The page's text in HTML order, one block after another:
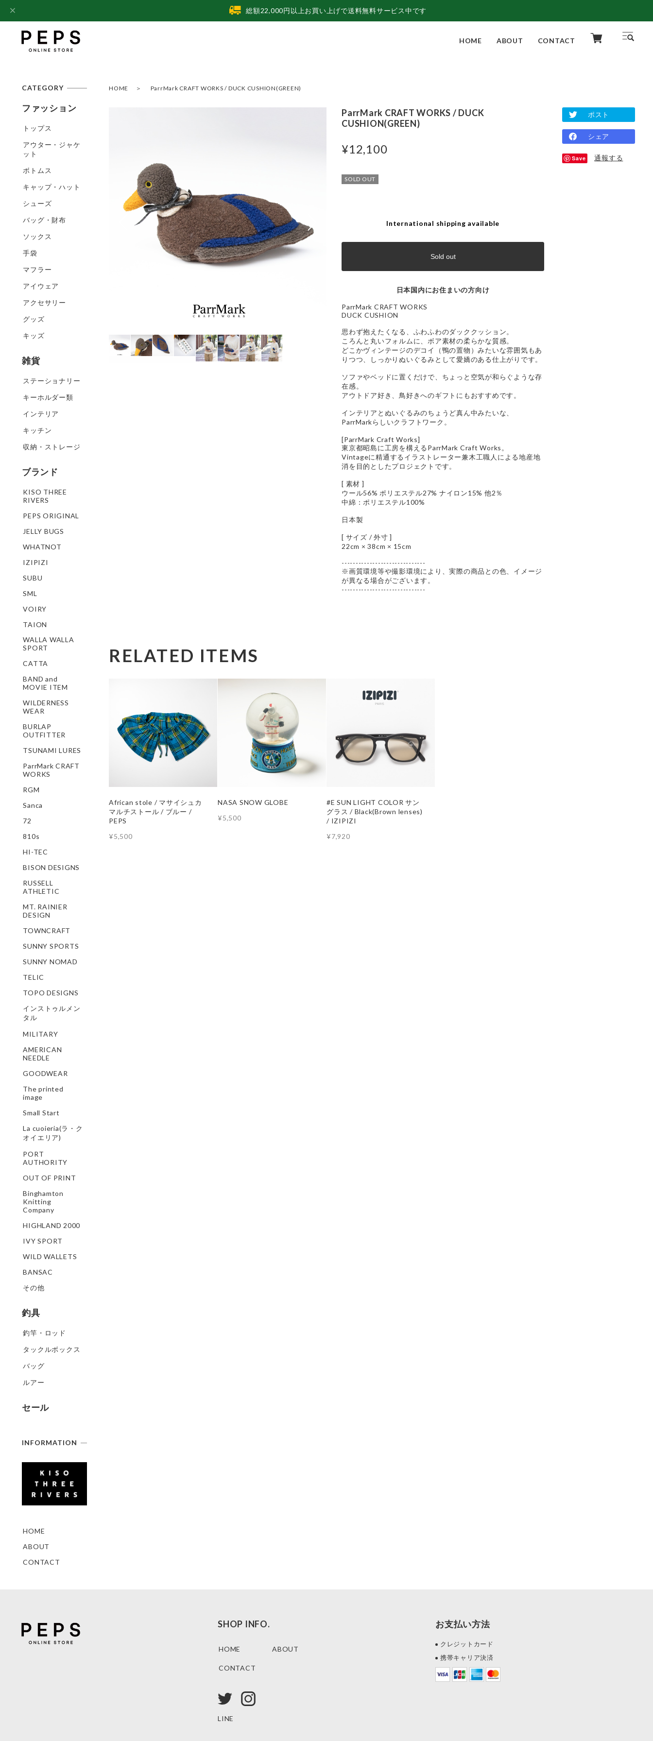
総額22,000円以上お買い上げで送料無料サービス中です
HOME ABOUT CONTACT
HOME ParrMark CRAFT WORKS / DUCK CUSHION(GREEN)
ParrMark CRAFT WORKS / DUCK
CUSHION(GREEN)
¥12,100
SOLD OUT
International shipping available
Sold out
日本国内にお住まいの方向け
ParrMark CRAFT WORKS
DUCK CUSHION
思わず抱えたくなる、ふわふわのダッククッション。
ころんと丸いフォルムに、ボア素材の柔らかな質感。
どこかヴィンテージのデコイ（鴨の置物）みたいな雰囲気もあ
りつつ、しっかりぬいぐるみとして愛嬌のある仕上がりです。
ソファやベッドに置くだけで、ちょっと空気が和らぐような存
在感。
アウトドア好き、鳥好きへのギフトにもおすすめです。
インテリアとぬいぐるみのちょうど真ん中みたいな、
ParrMarkらしいクラフトワーク。
[ParrMark Craft Works]
東京都昭島に工房を構えるParrMark Craft Works。
Vintageに精通するイラストレーター兼木工職人による地産地
消を目的としたプロジェクトです。
[ 素材 ]
ウール56% ポリエステル27% ナイロン15% 他2％
中綿：ポリエステル100%
日本製
[ サイズ / 外寸 ]
22cm × 38cm × 15cm
------------------------------
※画質環境等や撮影環境により、実際の商品との色、イメージ
が異なる場合がございます。
------------------------------
ポスト
シェア
Save 通報する
RELATED ITEMS
African stole / マサイシュカ
マルチストール / ブルー /
PEPS
¥5,500
NASA SNOW GLOBE
¥5,500
#E SUN LIGHT COLOR サン
グラス / Black(Brown lenses)
/ IZIPIZI
¥7,920
CATEGORY
ファッション
トップス
アウター・ジャケ
ット
ボトムス
キャップ・ハット
シューズ
バッグ・財布
ソックス
手袋
マフラー
アイウェア
アクセサリー
グッズ
キッズ
雑貨
ステーショナリー
キーホルダー類
インテリア
キッチン
収納・ストレージ
ブランド
KISO THREE
RIVERS
PEPS ORIGINAL
JELLY BUGS
WHATNOT
IZIPIZI
SUBU
SML
VOIRY
TAION
WALLA WALLA
SPORT
CATTA
BAND and
MOVIE ITEM
WILDERNESS
WEAR
BURLAP
OUTFITTER
TSUNAMI LURES
ParrMark CRAFT
WORKS
RGM
Sanca
72
810s
HI-TEC
BISON DESIGNS
RUSSELL
ATHLETIC
MT. RAINIER
DESIGN
TOWNCRAFT
SUNNY SPORTS
SUNNY NOMAD
TELIC
TOPO DESIGNS
インストゥルメン
タル
MILITARY
AMERICAN
NEEDLE
GOODWEAR
The printed
image
Small Start
La cuoieria(ラ・ク
オイエリア)
PORT
AUTHORITY
OUT OF PRINT
Binghamton
Knitting
Company
HIGHLAND 2000
IVY SPORT
WILD WALLETS
BANSAC
その他
釣具
釣竿・ロッド
タックルボックス
バッグ
ルアー
セール
INFORMATION
HOME
ABOUT
CONTACT
SHOP INFO.
HOME ABOUT
CONTACT
LINE
お支払い方法
クレジットカード
携帯キャリア決済